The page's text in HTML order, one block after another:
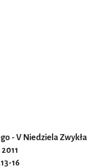
- V Niedziela Zwykła
16